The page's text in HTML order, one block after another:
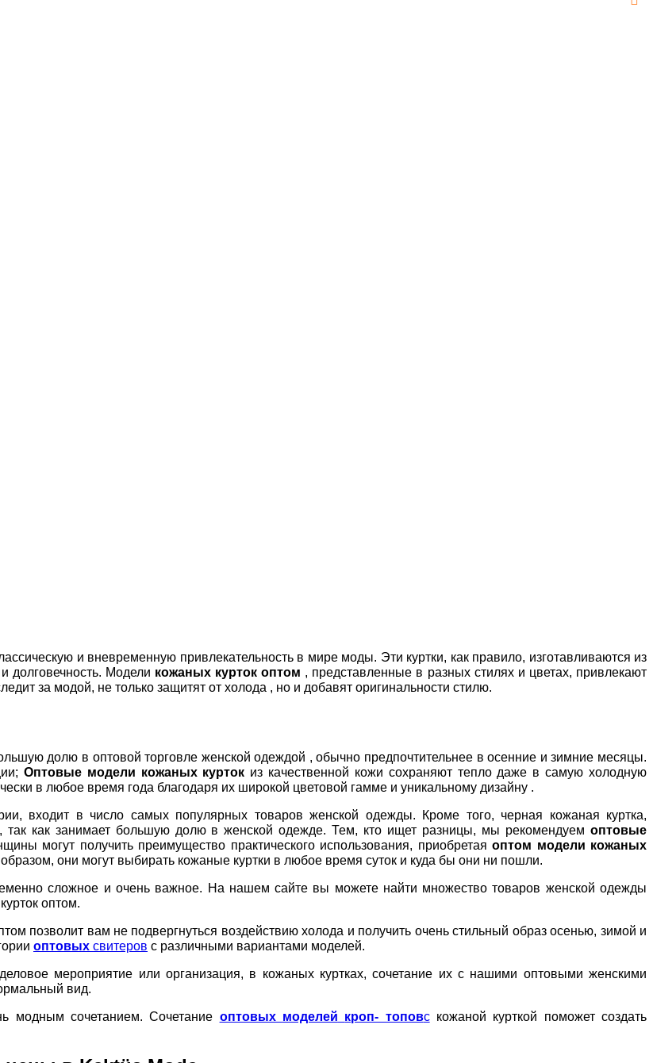
и вневременную привлекательность в мире моды. Эти куртки, как правило, изготавливаются из
долговечность. Модели кожаных курток оптом , представленные в разных стилях и цветах, привлекают
за модой, не только защитят от холода , но и добавят оригинальности стилю.
долю в оптовой торговле женской одеждой , обычно предпочтительнее в осенние и зимние месяцы.
Оптовые модели кожаных курток из качественной кожи сохраняют тепло даже в самую холодную
в любое время года благодаря их широкой цветовой гамме и уникальному дизайну .
входит в число самых популярных товаров женской одежды. Кроме того, черная кожаная куртка,
так как занимает большую долю в женской одежде. Тем, кто ищет разницы, мы рекомендуем оптовые
могут получить преимущество практического использования, приобретаяоптом модели кожаных
они могут выбирать кожаные куртки в любое время суток и куда бы они ни пошли.
сложное и очень важное. На нашем сайте вы можете найти множество товаров женской одежды
оптом.
позволит вам не подвергнуться воздействию холода и получить очень стильный образ осенью, зимой и
оптовых свитеров с различными вариантами моделей.
мероприятие или организация, в кожаных куртках, сочетание их с нашими оптовыми женскими
вид.
модным сочетанием. Сочетание оптовых моделей кроп- топовскожаной курткой поможет создать